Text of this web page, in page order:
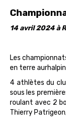
14 avril 2024 à
Les
en terre
4 athlètes du
sous les
roulant avec 2
Thierry